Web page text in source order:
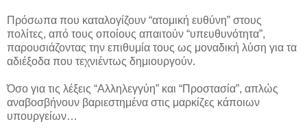
Πρόσωπα που καταλογίζουν “ατομική ευθύνη” στους
πολίτες, από τους οποίους απαιτούν “υπευθυνότητα”,
παρουσιάζοντας την επιθυμία τους ως μοναδική λύση για τα
αδιέξοδα που τεχνιέντως δημιουργούν.
Όσο για τις λέξεις “Αλληλεγγύη” και “Προστασία”, απλώς
αναβοσβήνουν βαριεστημένα στις μαρκίζες κάποιων
υπουργείων…